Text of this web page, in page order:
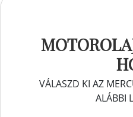
VÁLASZD KI AZ
ALÁBBI